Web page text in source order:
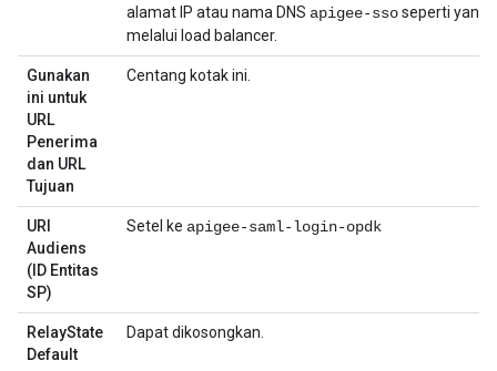
alamat IP atau nama DNS apigee-ssoseperti yang
melalui load balancer.
Gunakan
ini untuk
URL
Penerima
dan URL
Tujuan
Centang kotak ini.
URI
Audiens
(ID Entitas
SP)
Setel ke apigee-saml-login-opdk
RelayState
Default
Dapat dikosongkan.